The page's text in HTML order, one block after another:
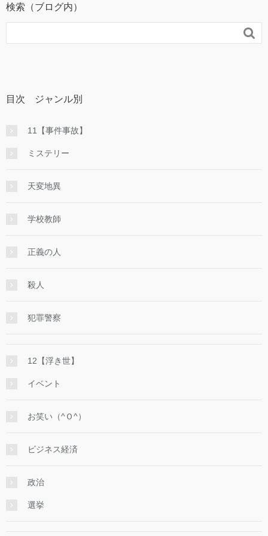
検索（ブログ内）

目次 ジャンル別
11【事件事故】
ミステリー
天変地異
学校教師
正義の人
殺人
犯罪警察
12【浮き世】
イベント
お笑い（^Ｏ^）
ビジネス経済
政治
選挙